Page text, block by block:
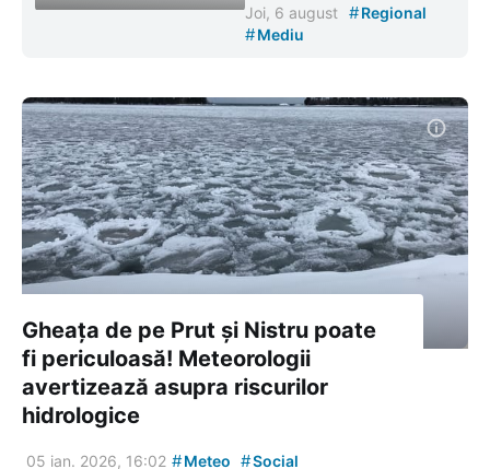
Joi, 6 august #Regional
#Mediu
Gheața de pe Prut și Nistru poate
fi periculoasă! Meteorologii
avertizează asupra riscurilor
hidrologice
05 ian. 2026, 16:02 #Meteo #Social